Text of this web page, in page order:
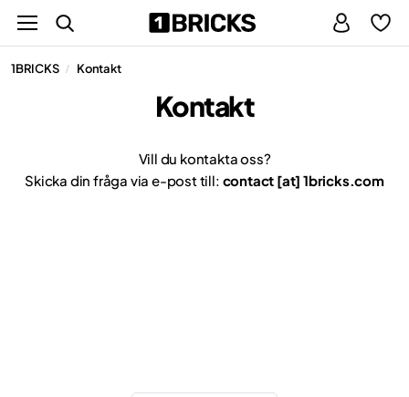
1BRICKS / Kontakt
Kontakt
Vill du kontakta oss?
Skicka din fråga via e-post till: contact [at] 1bricks.com